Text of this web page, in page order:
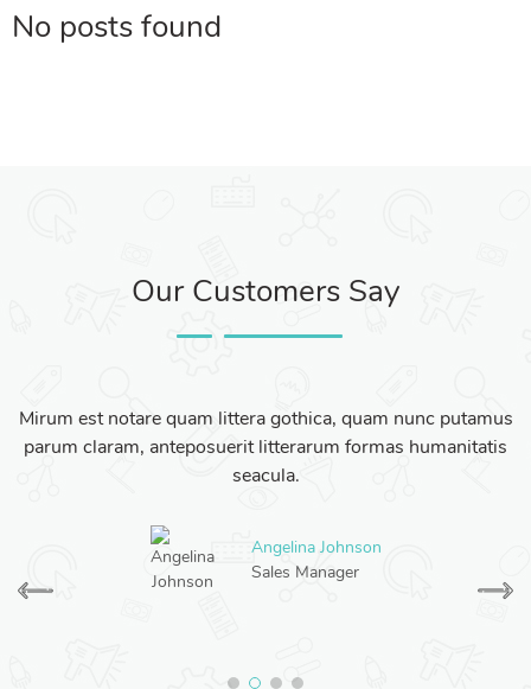
No posts found
Our Customers Say
Mirum est notare quam littera gothica, quam nunc putamus
parum claram, anteposuerit litterarum formas humanitatis
seacula.
Angelina Johnson
Sales Manager